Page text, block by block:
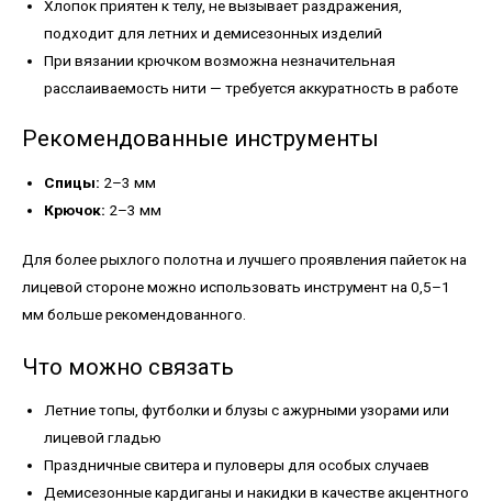
Хлопок приятен к телу, не вызывает раздражения,
подходит для летних и демисезонных изделий
При вязании крючком возможна незначительная
расслаиваемость нити — требуется аккуратность в работе
Рекомендованные инструменты
Спицы: 2–3 мм
Крючок: 2–3 мм
Для более рыхлого полотна и лучшего проявления пайеток на
лицевой стороне можно использовать инструмент на 0,5–1
мм больше рекомендованного.
Что можно связать
Летние топы, футболки и блузы с ажурными узорами или
лицевой гладью
Праздничные свитера и пуловеры для особых случаев
Демисезонные кардиганы и накидки в качестве акцентного